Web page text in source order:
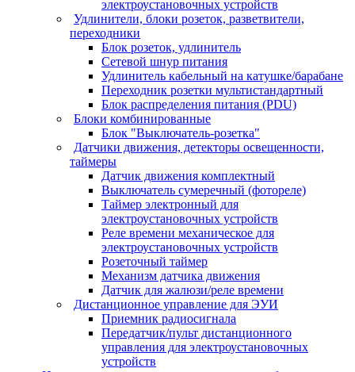
электроустановочных устройств
Удлинители, блоки розеток, разветвители,
переходники
Блок розеток, удлинитель
Сетевой шнур питания
Удлинитель кабельный на катушке/барабане
Переходник розетки мультистандартный
Блок распределения питания (PDU)
Блоки комбинированные
Блок "Выключатель-розетка"
Датчики движения, детекторы освещенности,
таймеры
Датчик движения комплектный
Выключатель сумеречный (фотореле)
Таймер электронный для
электроустановочных устройств
Реле времени механическое для
электроустановочных устройств
Розеточный таймер
Механизм датчика движения
Датчик для жалюзи/реле времени
Дистанционное управление для ЭУИ
Приемник радиосигнала
Передатчик/пульт дистанционного
управления для электроустановочных
устройств